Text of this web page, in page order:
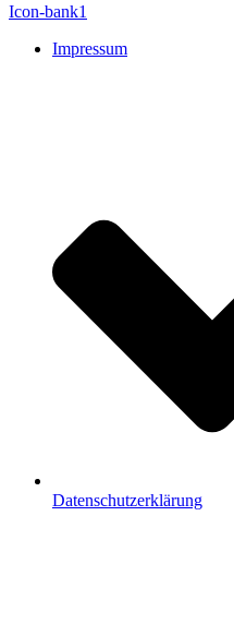
Icon-bank1
Impressum
Datenschutzerklärung